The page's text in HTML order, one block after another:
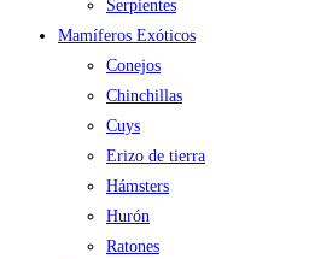
Serpientes
Mamíferos Exóticos
Conejos
Chinchillas
Cuys
Erizo de tierra
Hámsters
Hurón
Ratones